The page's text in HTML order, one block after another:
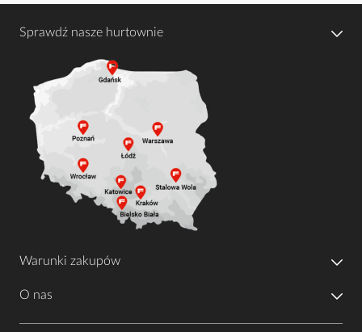
Sprawdź nasze hurtownie
Warunki zakupów
O nas